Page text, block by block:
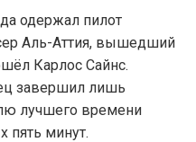
одержал пилот
Аль-Аттия, вышедший
Карлос Сайнс.
завершил лишь
лучшего времени
минут.